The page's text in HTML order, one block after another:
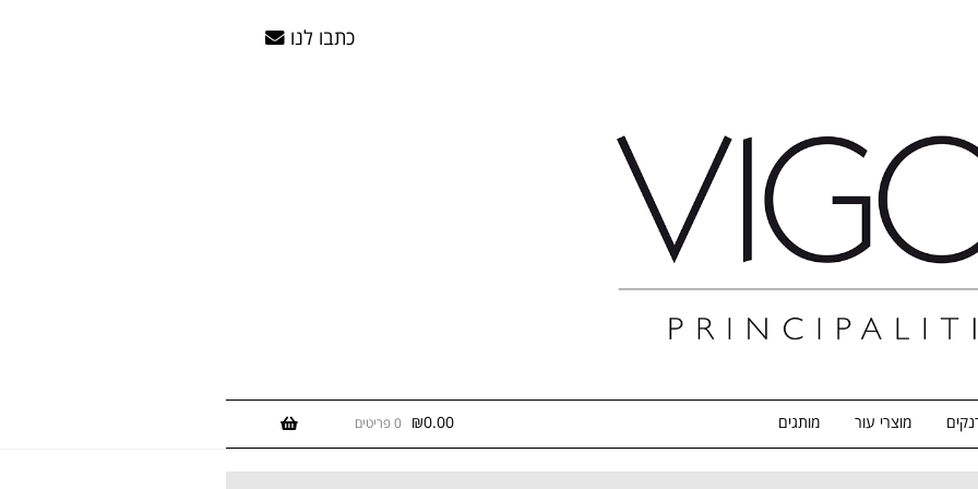
כתבו לנו
מוצרי עור מותגים
Zap-Mirror-Page אודות האתר יעלה בקרוב החשבון שלי הסל שלי
₪0.00 0 פריטים